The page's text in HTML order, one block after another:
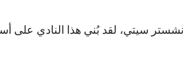
سيتي، لقد بُني هذا النادي على